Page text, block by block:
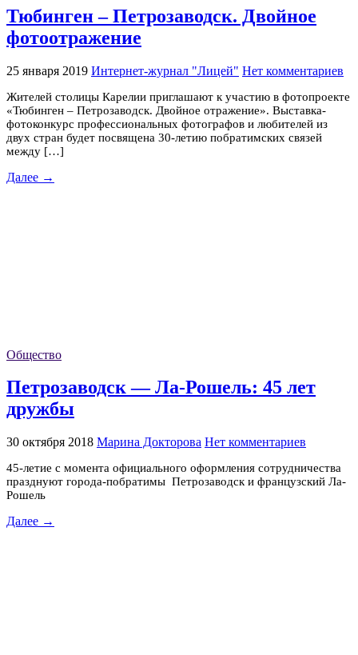
Тюбинген – Петрозаводск. Двойное
фотоотражение
25 января 2019 Интернет-журнал "Лицей" Нет комментариев
Жителей столицы Карелии приглашают к участию в фотопроекте
«Тюбинген – Петрозаводск. Двойное отражение». Выставка-
фотоконкурс профессиональных фотографов и любителей из
двух стран будет посвящена 30-летию побратимских связей
между […]
Далее →
Общество
Петрозаводск — Ла-Рошель: 45 лет
дружбы
30 октября 2018 Марина Докторова Нет комментариев
45-летие с момента официального оформления сотрудничества
празднуют города-побратимы Петрозаводск и французский Ла-
Рошель
Далее →